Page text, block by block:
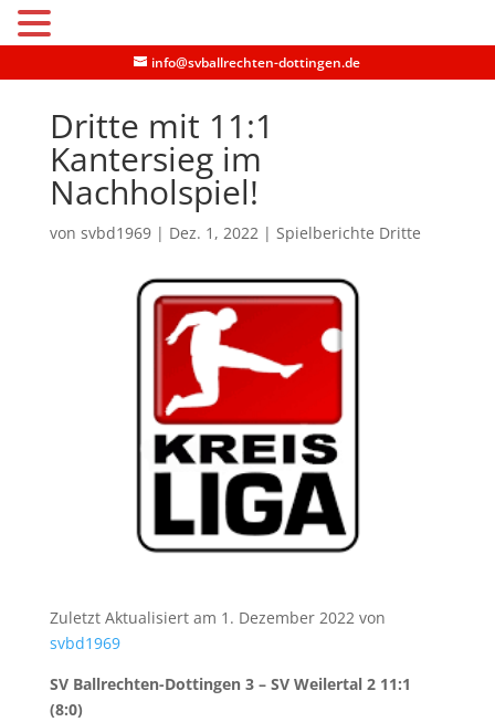
info@svballrechten-dottingen.de
Dritte mit 11:1
Kantersieg im
Nachholspiel!
von svbd1969| Dez. 1, 2022| Spielberichte Dritte
Zuletzt Aktualisiert am 1. Dezember 2022 von
svbd1969
SV Ballrechten-Dottingen 3 – SV Weilertal 2 11:1
(8:0)